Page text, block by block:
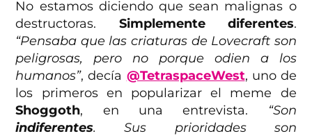
No estamos diciendo que sean malignas o
destructoras. Simplemente diferentes.
“Pensaba que las criaturas de Lovecraft son
peligrosas, pero no porque odien a los
humanos”, decía @TetraspaceWest, uno de
los primeros en popularizar el meme de
Shoggoth, en una entrevista.
“Son
indiferentes. Sus prioridades son